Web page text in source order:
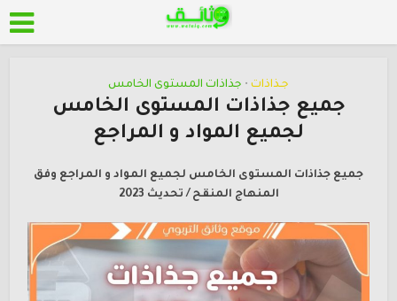
جـذاذات • جذاذات المستوى الخامس
جميع جذاذات المستوى الخامس
لجميع المواد و المراجع
جميع جذاذات المستوى الخامس لجميع المواد و المراجع وفق
المنهاج المنقح / تحديث 2023